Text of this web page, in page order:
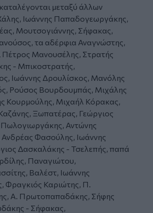
μεταξύ άλλων
Ιωάννης Παπαδογεωργάκης,
Μουτσογιάννης, Σήφακας,
τα αδέρφια Αναγνώστης,
Πέτρος Μανουσέλης, Στρατής
- Μπικοστρατής,
Ιωάννης Δρουλίσκος, Μανόλης
Ρούσος Βουρδουμπάς, Μιχάλης
Κουρμούλης, Μιχαήλ Κόρακας,
Ξωπατέρας, Γεώργιος
Αντώνης
Φασούλης, Ιωάννης
Δασκαλάκης - Τσελεπής, παπά
Παναγιώτου,
Βαλέστ, Ιωάννης
Φραγκιός Καριώτης, Π.
Α. Πρωτοπαπαδάκης, Σήφης
- Σήφακας,